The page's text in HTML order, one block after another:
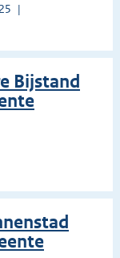
Bijstand